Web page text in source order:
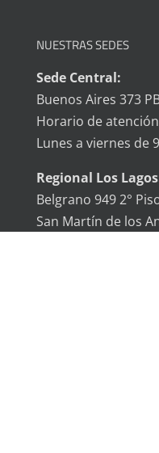
NUESTRAS SEDES
Sede Central:
Buenos Aires 373
Horario de
Lunes a viernes de
Regional Los
Belgrano 949 2°
San Martín de los